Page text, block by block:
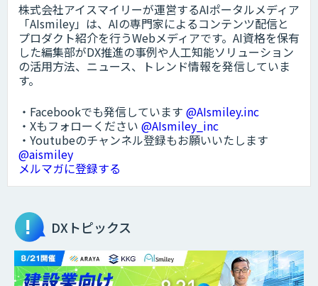
株式会社アイスマイリーが運営するAIポータルメディア
「AIsmiley」は、AIの専門家によるコンテンツ配信と
プロダクト紹介を行うWebメディアです。AI資格を保有
した編集部がDX推進の事例や人工知能ソリューション
の活用方法、ニュース、トレンド情報を発信していま
す。
・Facebookでも発信しています @AIsmiley.inc
・Xもフォローください @AIsmiley_inc
・Youtubeのチャンネル登録もお願いいたします
@aismiley
メルマガに登録する
DXトピックス